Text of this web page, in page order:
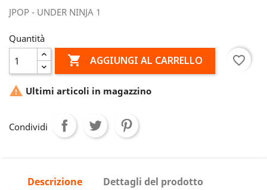
JPOP - UNDER NINJA 1
Quantità
 AGGIUNGI AL CARRELLO favorite_border
 Ultimi articoli in magazzino
Condividi
Descrizione Dettagli del prodotto